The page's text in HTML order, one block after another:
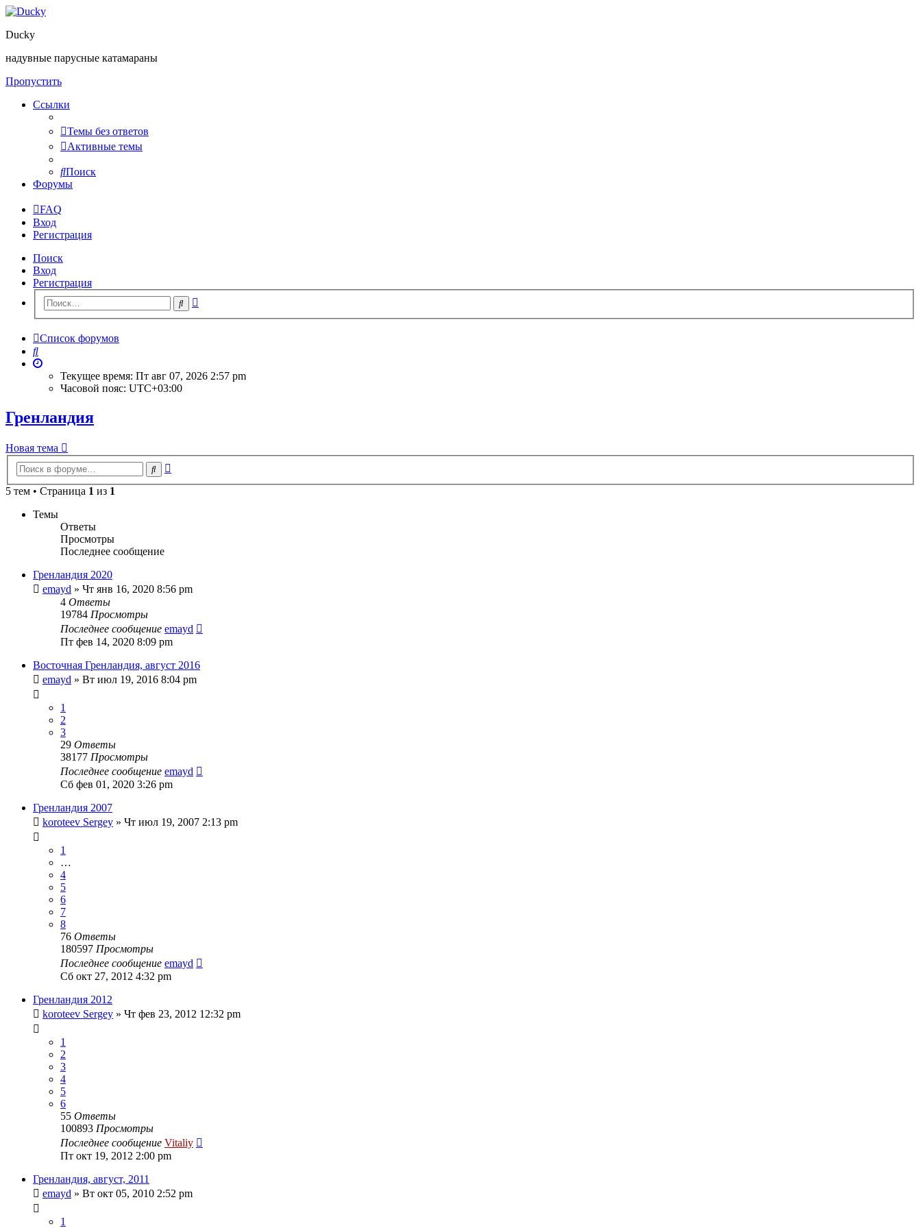
Ducky
надувные парусные катамараны
Пропустить
Ссылки
Темы без ответов
Активные темы
Поиск
Форумы
FAQ
Вход
Регистрация
Поиск
Вход
Регистрация
Поиск
Список форумов
Поиск
Текущее время: Пт авг 07, 2026 2:57 pm
Часовой пояс: UTC+03:00
Гренландия
Новая тема
Поиск
5 тем • Страница 1 из 1
Темы
Ответы
Просмотры
Последнее сообщение
Гренландия 2020
emayd » Чт янв 16, 2020 8:56 pm
4 Ответы
19784 Просмотры
Последнее сообщение emayd
Пт фев 14, 2020 8:09 pm
Восточная Гренландия, август 2016
emayd » Вт июл 19, 2016 8:04 pm
1
2
3
29 Ответы
38177 Просмотры
Последнее сообщение emayd
Сб фев 01, 2020 3:26 pm
Гренландия 2007
koroteev Sergey » Чт июл 19, 2007 2:13 pm
1
…
4
5
6
7
8
76 Ответы
180597 Просмотры
Последнее сообщение emayd
Сб окт 27, 2012 4:32 pm
Гренландия 2012
koroteev Sergey » Чт фев 23, 2012 12:32 pm
1
2
3
4
5
6
55 Ответы
100893 Просмотры
Последнее сообщение Vitaliy
Пт окт 19, 2012 2:00 pm
Гренландия, август, 2011
emayd » Вт окт 05, 2010 2:52 pm
1